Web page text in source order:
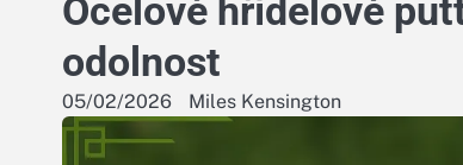
Ocelové hřídelové
odolnost
05/02/2026 Miles Kensington